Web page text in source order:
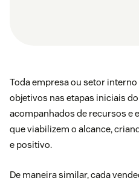
Toda empresa ou setor
objetivos nas etapas iniciais
acompanhados de recursos e
que viabilizem o alcance,
e positivo.
De maneira similar, cada